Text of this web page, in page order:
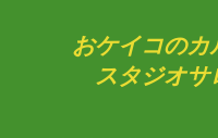
おケイコのカ
スタジオサ